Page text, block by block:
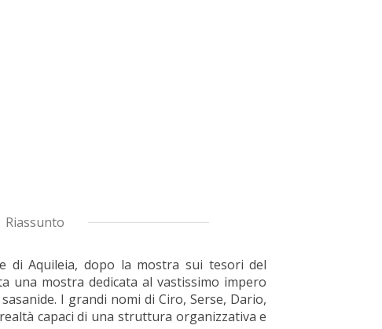
Riassunto
di Aquileia, dopo la mostra sui tesori del
una mostra dedicata al vastissimo impero
I grandi nomi di Ciro, Serse, Dario,
capaci di una struttura organizzativa e